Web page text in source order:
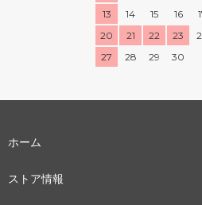
13
14 15 16
20
21 22 23
27
28 29 30
ホーム
ストア情報